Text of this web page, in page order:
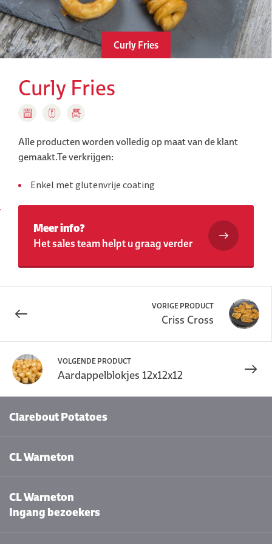
Curly Fries
Curly Fries
Alle producten worden volledig op maat van de klant
gemaakt.Te verkrijgen:
Enkel met glutenvrije coating
Meer info?
Het sales team helpt u graag verder
VORIGE PRODUCT
Criss Cross
VOLGENDE PRODUCT
Aardappelblokjes 12x12x12
Clarebout Potatoes
CL Warneton
CL Warneton
Ingang bezoekers